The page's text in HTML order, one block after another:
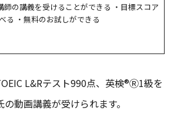
師の講義を受けることができる ・目標スコア
る ・無料のお試しができる
L&Rテスト990点、英検®Ⓡ1級を
動画講義が受けられます。